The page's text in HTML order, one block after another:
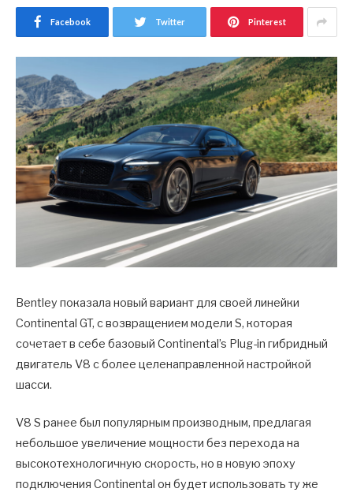
Facebook Twitter Pinterest
Bentley показала новый вариант для своей линейки
Continental GT, с возвращением модели S, которая
сочетает в себе базовый Continental’s Plug-in гибридный
двигатель V8 с более целенаправленной настройкой
шасси.
V8 S ранее был популярным производным, предлагая
небольшое увеличение мощности без перехода на
высокотехнологичную скорость, но в новую эпоху
подключения Continental он будет использовать ту же